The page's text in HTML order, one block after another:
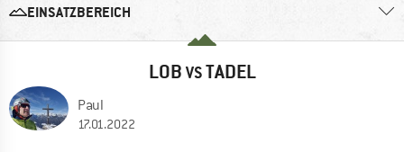
EINSATZBEREICH
LOB VSTADEL
Paul
17.01.2022